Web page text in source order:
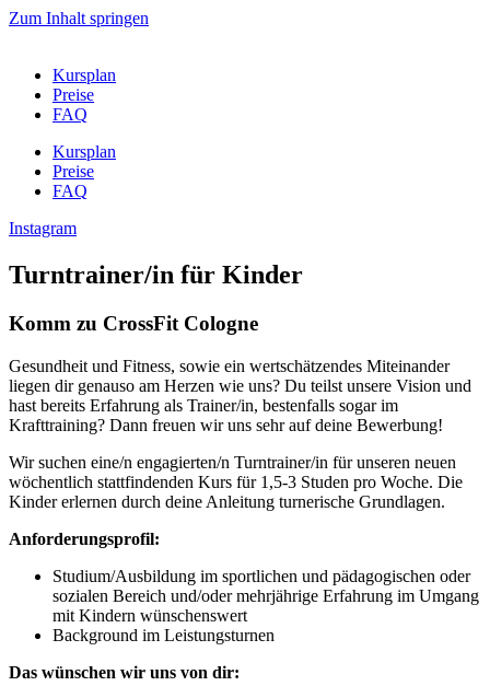
Zum Inhalt springen
Kursplan
Preise
FAQ
Kursplan
Preise
FAQ
Instagram
Turntrainer/in für Kinder
Komm zu CrossFit Cologne
Gesundheit und Fitness, sowie ein wertschätzendes Miteinander
liegen dir genauso am Herzen wie uns? Du teilst unsere Vision und
hast bereits Erfahrung als Trainer/in, bestenfalls sogar im
Krafttraining? Dann freuen wir uns sehr auf deine Bewerbung!
Wir suchen eine/n engagierten/n Turntrainer/in für unseren neuen
wöchentlich stattfindenden Kurs für 1,5-3 Studen pro Woche. Die
Kinder erlernen durch deine Anleitung turnerische Grundlagen.
Anforderungsprofil:
Studium/Ausbildung im sportlichen und pädagogischen oder
sozialen Bereich und/oder mehrjährige Erfahrung im Umgang
mit Kindern wünschenswert
Background im Leistungsturnen
Das wünschen wir uns von dir: